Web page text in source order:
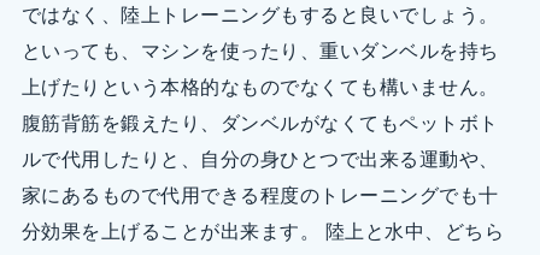
ではなく、陸上トレーニングもすると良いでしょう。
といっても、マシンを使ったり、重いダンベルを持ち
上げたりという本格的なものでなくても構いません。
腹筋背筋を鍛えたり、ダンベルがなくてもペットボト
ルで代用したりと、自分の身ひとつで出来る運動や、
家にあるもので代用できる程度のトレーニングでも十
分効果を上げることが出来ます。 陸上と水中、どちら